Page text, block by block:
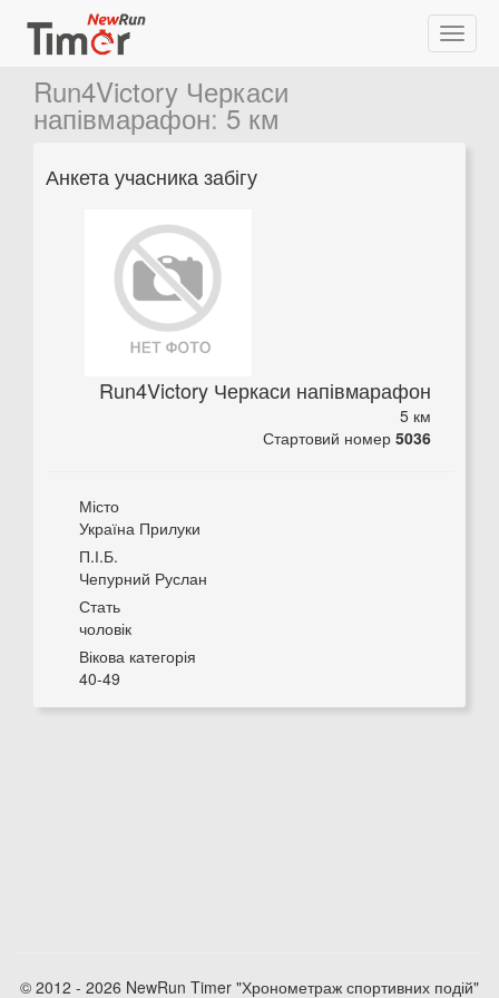
Run4Victory Черкаси
напівмарафон:5 км
Анкета учасника забігу
Run4Victory Черкаси напівмарафон
5 км
Стартовий номер 5036
Місто
Україна Прилуки
П.І.Б.
Чепурний Руслан
Стать
чоловік
Вікова категорія
40-49
© 2012 - 2026 NewRun Timer "Хронометраж спортивних подій"